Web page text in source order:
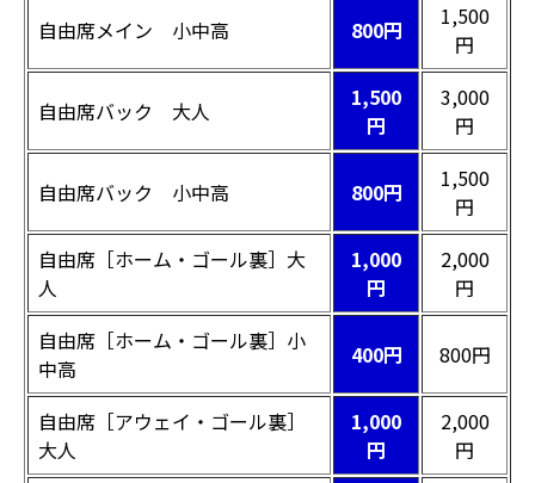
自由席メイン 小中高 800円
1,500
円
自由席バック 大人
1,500
円
3,000
円
自由席バック 小中高 800円
1,500
円
自由席［ホーム・ゴール裏］大
人
1,000
円
2,000
円
自由席［ホーム・ゴール裏］小
中高
400円 800円
自由席［アウェイ・ゴール裏］
大人
1,000
円
2,000
円